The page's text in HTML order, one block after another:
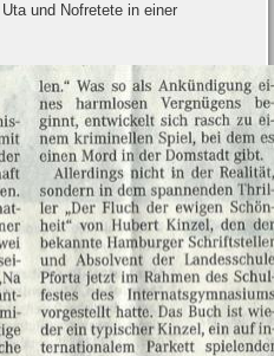
und Nofretete in einer